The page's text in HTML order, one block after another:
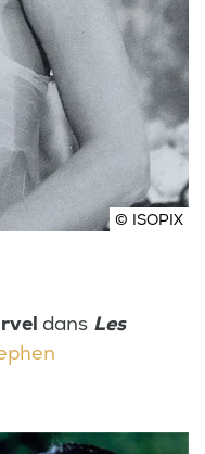
© ISOPIX
dans Les